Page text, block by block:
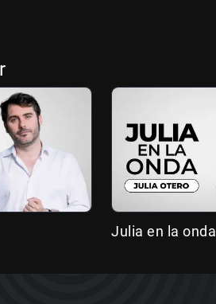
Julia en la onda